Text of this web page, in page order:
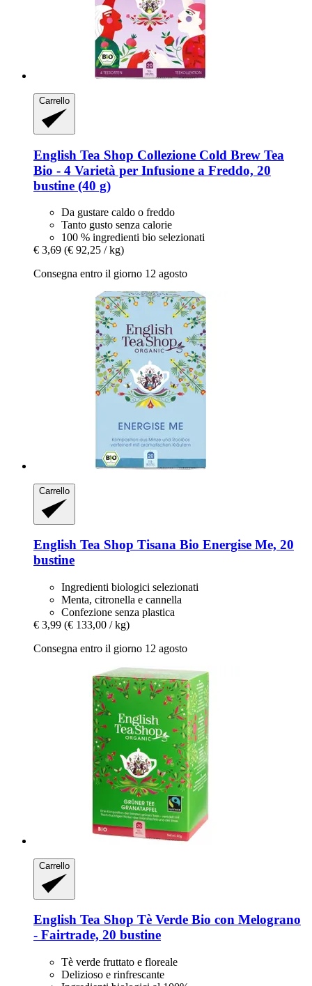
Carrello
English Tea Shop Collezione Cold Brew Tea
Bio -​ 4 Varietà per Infusione a Freddo, 20
bustine (40 g)
Da gustare caldo o freddo
Tanto gusto senza calorie
100 % ingredienti bio selezionati
€ 3,69 (€ 92,25 / kg)
Consegna entro il giorno 12 agosto
Carrello
English Tea Shop Tisana Bio Energise Me, 20
bustine
Ingredienti biologici selezionati
Menta, citronella e cannella
Confezione senza plastica
€ 3,99 (€ 133,00 / kg)
Consegna entro il giorno 12 agosto
Carrello
English Tea Shop Tè Verde Bio con Melograno
-​ Fairtrade, 20 bustine
Tè verde fruttato e floreale
Delizioso e rinfrescante